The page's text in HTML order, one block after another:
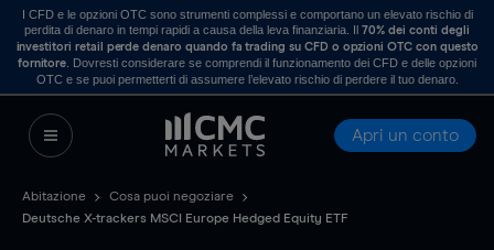
I CFD e le opzioni OTC sono strumenti complessi e comportano un elevato rischio di
perdita di denaro in tempi rapidi a causa della leva finanziaria. Il70% dei conti degli
investitori retail perde denaro quando fa trading su CFD o opzioni OTC con questo
fornitore . Dovresti considerare se comprendi il funzionamento dei CFD e delle opzioni
OTC e se puoi permetterti di assumere l’elevato rischio di perdere il tuo denaro.
Apri un conto
Abitazione
Cosa puoi negoziare
Deutsche X-trackers MSCI Europe Hedged Equity ETF